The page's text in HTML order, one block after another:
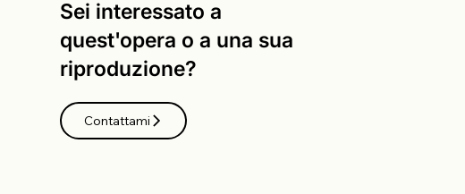
Sei interessato a
quest'opera o a una sua
riproduzione?
Contattami